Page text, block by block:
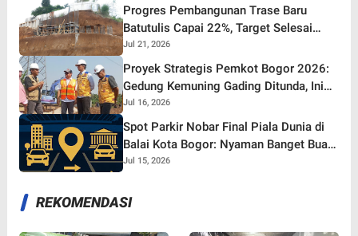
Progres Pembangunan Trase Baru
Batutulis Capai 22%, Target Selesai
Oktober 2026!
Jul 21, 2026
Proyek Strategis Pemkot Bogor 2026:
Gedung Kemuning Gading Ditunda, Ini
yang Tetap Gaspol!
Jul 16, 2026
Spot Parkir Nobar Final Piala Dunia di
Balai Kota Bogor: Nyaman Banget Buat
Nonton Bareng!
Jul 15, 2026
REKOMENDASI